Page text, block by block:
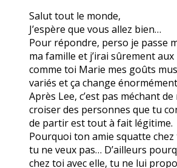
Salut tout le monde,
J’espère que vous allez bien…
Pour répondre, perso je passe
ma famille et j’irai sûrement aux
comme toi Marie mes goûts
variés et ça change
Après Lee, c’est pas méchant
croiser des personnes que tu
de partir est tout à fait légitime.
Pourquoi ton amie squatte chez
tu ne veux pas… D’ailleurs
chez toi avec elle, tu ne lui